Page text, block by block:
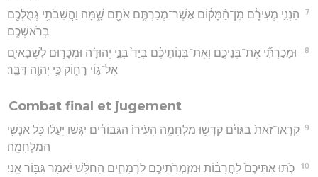
7
הִנְנִ֣י מְעִירָ֔ם מִן־הַ֨מָּק֔וֹם אֲשֶׁר־מְכַרְתֶּ֥ם אֹתָ֖ם שָׁ֑מָּה וַהֲשִׁבֹתִ֥י גְמֻלְכֶ֖ם
בְּרֹאשְׁכֶֽם׃
8
וּמָכַרְתִּ֞י אֶת־בְּנֵיכֶ֣ם וְאֶת־בְּנֽוֹתֵיכֶ֗ם בְּיַד֙ בְּנֵ֣י יְהוּדָ֔ה וּמְכָר֥וּם לִשְׁבָאיִ֖ם
אֶל־גּ֣וֹי רָח֑וֹק כִּ֥י יְהוָ֖ה דִּבֵּֽר׃
Combat final et jugement
9 קִרְאוּ־זֹאת֙ בַּגּוֹיִ֔ם קַדְּשׁ֖וּ מִלְחָמָ֑ה הָעִ֙ירוּ֙ הַגִּבּוֹרִ֔ים יִגְּשׁ֣וּ יַֽעֲל֔וּ כֹּ֖ל אַנְשֵׁ֥י
הַמִּלְחָמָֽה׃
10 כֹּ֤תּוּ אִתֵּיכֶם֙ לַֽחֲרָב֔וֹת וּמַזְמְרֹֽתֵיכֶ֖ם לִרְמָחִ֑ים הַֽחַלָּ֔שׁ יֹאמַ֖ר גִּבּ֥וֹר אָֽנִי׃